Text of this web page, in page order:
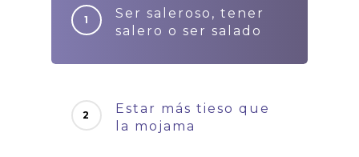
Ser saleroso, tener
salero o ser salado
Estar más tieso que
la mojama